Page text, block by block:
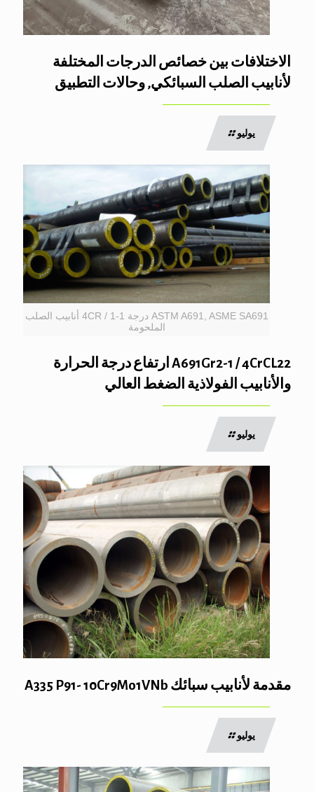
الاختلافات بين خصائص الدرجات المختلفة
لأنابيب الصلب السبائكي, وحالات التطبيق
يوليو
ASTM A691, ASME SA691 درجة 1-1 / 4CR أنابيب الصلب
الملحومة
A691Gr2-1 / 4CrCL22 ارتفاع درجة الحرارة
والأنابيب الفولاذية الضغط العالي
يوليو
مقدمة لأنابيب سبائك A335 P91- 10Cr9Mo1VNb
يوليو